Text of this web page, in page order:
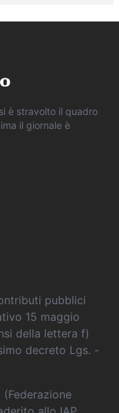
è stravolto il quadro
il giornale è
pubblici
15 maggio
della lettera f)
decreto Lgs. -